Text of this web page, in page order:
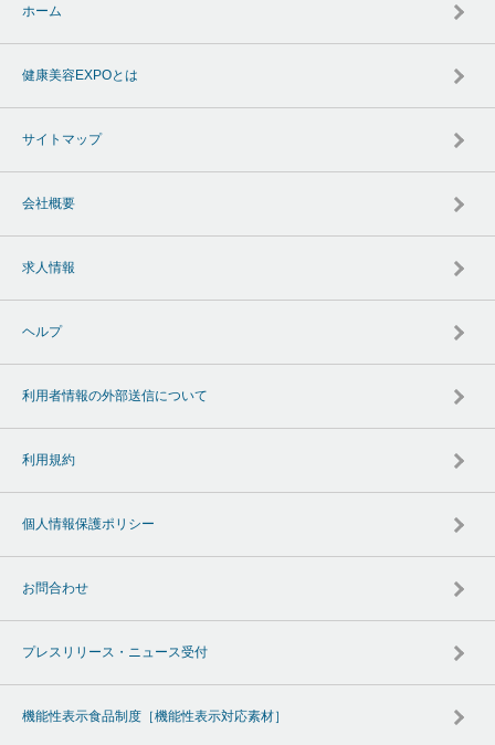
ホーム
健康美容EXPOとは
サイトマップ
会社概要
求人情報
ヘルプ
利用者情報の外部送信について
利用規約
個人情報保護ポリシー
お問合わせ
プレスリリース・ニュース受付
機能性表示食品制度［機能性表示対応素材］